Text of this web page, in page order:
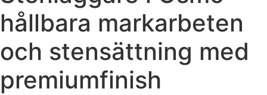
hållbara markarbeten
och stensättning med
premiumfinish